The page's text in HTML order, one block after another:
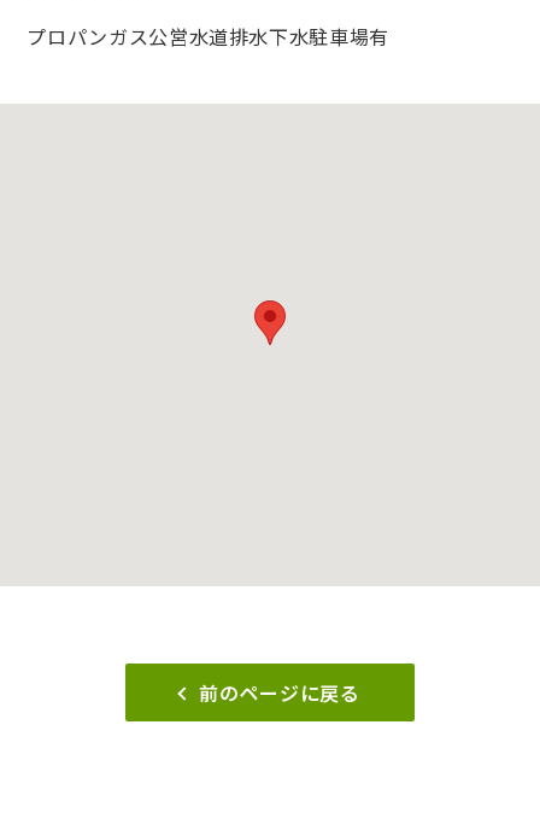
プロパンガス公営水道排水下水駐車場有
前のページに戻る